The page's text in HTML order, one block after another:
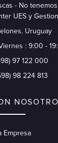
- No
UES y
Uruguay
: 9:00 -
97 122 000
98 224 813
Empresa